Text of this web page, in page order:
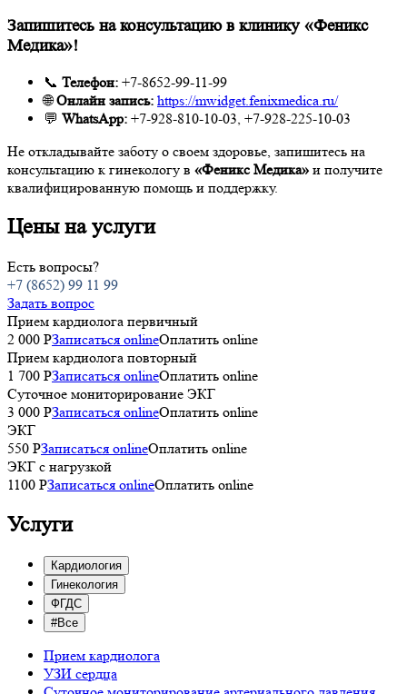
Запишитесь на консультацию в клинику «Феникс
Медика»!
📞 Телефон: +7-8652-99-11-99
🌐Онлайн запись: https://mwidget.fenixmedica.ru/
💬 WhatsApp: +7-928-810-10-03, +7-928-225-10-03
Не откладывайте заботу о своем здоровье, запишитесь на
консультацию к гинекологу в «Феникс Медика» и получите
квалифицированную помощь и поддержку.
Цены на услуги
Есть вопросы?
+7 (8652) 99 11 99
Задать вопрос
Прием кардиолога первичный
2 000 РЗаписаться onlineОплатить online
Прием кардиолога повторный
1 700 РЗаписаться onlineОплатить online
Суточное мониторирование ЭКГ
3 000 PЗаписаться onlineОплатить online
ЭКГ
550 PЗаписаться onlineОплатить online
ЭКГ с нагрузкой
1100 PЗаписаться onlineОплатить online
Услуги
Кардиология
Гинекология
ФГДС
#Все
Прием кардиолога
УЗИ сердца